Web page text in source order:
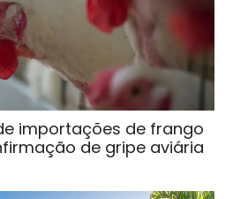
importações de frango
de gripe aviária